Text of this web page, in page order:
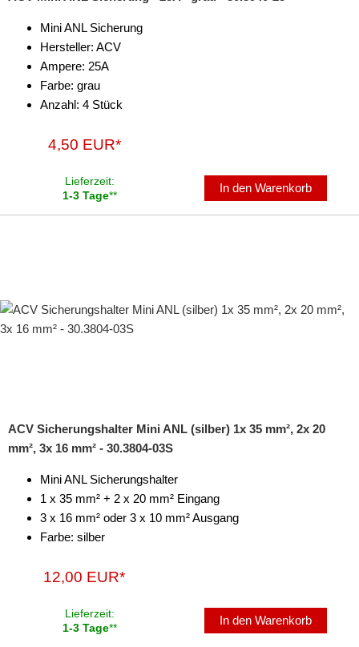
Mini ANL Sicherung
Hersteller: ACV
Ampere: 25A
Farbe: grau
Anzahl: 4 Stück
4,50 EUR*
Lieferzeit:
1-3 Tage**
In den Warenkorb
ACV Sicherungshalter Mini ANL (silber) 1x 35 mm², 2x 20
mm², 3x 16 mm² - 30.3804-03S
Mini ANL Sicherungshalter
1 x 35 mm² + 2 x 20 mm² Eingang
3 x 16 mm² oder 3 x 10 mm² Ausgang
Farbe: silber
12,00 EUR*
Lieferzeit:
1-3 Tage**
In den Warenkorb